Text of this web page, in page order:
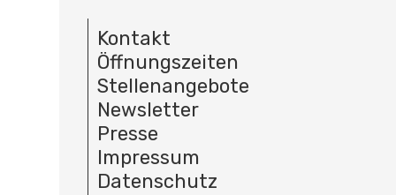
Kontakt
Öffnungszeiten
Stellenangebote
Newsletter
Presse
Impressum
Datenschutz